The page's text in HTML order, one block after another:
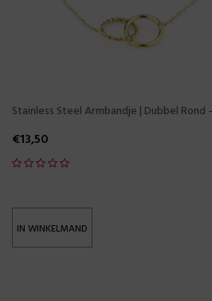
Stainless Steel Armbandje | Dubbel Rond
€13,50
IN WINKELMAND